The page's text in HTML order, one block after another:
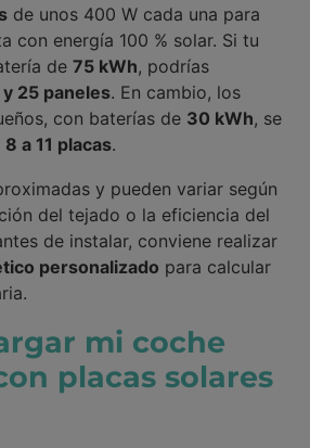
de unos 400 W cada una para
con energía 100 % solar. Si tu
de75 kWh, podrías
25 paneles. En cambio, los
con baterías de 30 kWh, se
8 a 11 placas.
y pueden variar según
del tejado o la eficiencia del
de instalar, conviene realizar
personalizado para calcular
mi coche
placas solares